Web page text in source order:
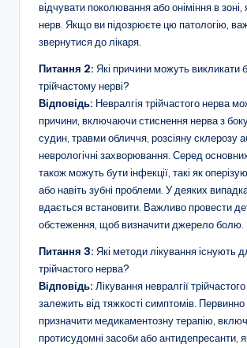
відчувати поколювання або оніміння в зоні,
нерв. Якщо ви підозрюєте цю патологію,
звернутися до лікаря.
Питання 2: Які причини можуть викликати
трійчастому нерві?
Відповідь: Невралгія трійчастого нерва
причини, включаючи стиснення нерва з боку
судин, травми обличчя, розсіяну склерозу
неврологічні захворювання. Серед
також можуть бути інфекції, такі як
або навіть зубні проблеми. У деяких
вдається встановити. Важливо провести
обстеження, щоб визначити джерело болю.
Питання 3: Які методи лікування існують
трійчастого нерва?
Відповідь: Лікування невралгії
залежить від тяжкості симптомів.
призначити медикаментозну терапію,
протисудомні засоби або антидепресанти,